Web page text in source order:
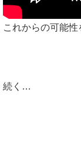
これからの可能
続く…